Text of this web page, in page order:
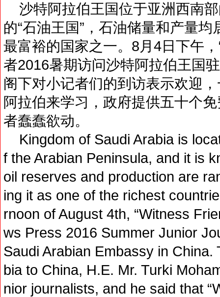
沙特阿拉伯王国位于亚洲西南
的“石油王国”，石油储量和产量
最富裕的国家之一。8月4日下午
者2016暑期访问沙特阿拉伯王国
阁下对小记者们的到访表示欢迎
阿拉伯来学习，政府提供五十个
者蠢蠢欲动。
Kingdom of Saudi Arabia is
f the Arabian Peninsula, and it is
oil reserves and production are
ing it as one of the richest
rnoon of August 4th, “Witness
ws Press 2016 Summer Junior
Saudi Arabian Embassy in
bia to China, H.E. Mr. Turki
nior journalists, and he said that